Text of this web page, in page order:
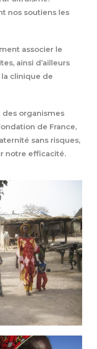
nos soutiens les
associer le
ainsi d’ailleurs
clinique de
des organismes
de France,
sans risques,
notre efficacité.